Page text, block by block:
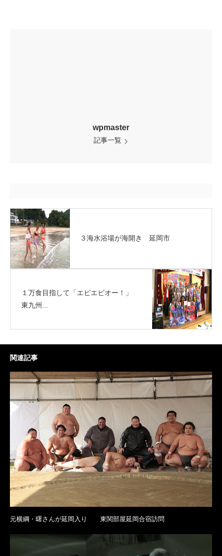
wpmaster
記事一覧
３海水浴場が海開き 延岡市
１万食目指して「エビエビオー！」
東九州...
関連記事
元横綱・曙さんが延岡入り 東関部屋延岡合宿訪問